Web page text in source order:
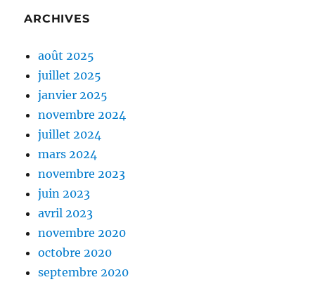
ARCHIVES
août 2025
juillet 2025
janvier 2025
novembre 2024
juillet 2024
mars 2024
novembre 2023
juin 2023
avril 2023
novembre 2020
octobre 2020
septembre 2020